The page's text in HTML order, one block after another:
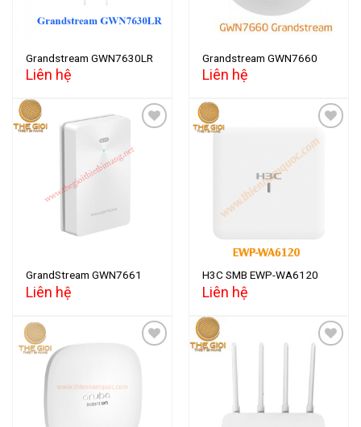
Grandstream GWN7630LR
Liên hệ
Grandstream GWN7660
Liên hệ
GrandStream GWN7661
Liên hệ
H3C SMB EWP-WA6120
Liên hệ
Add to
wishlist